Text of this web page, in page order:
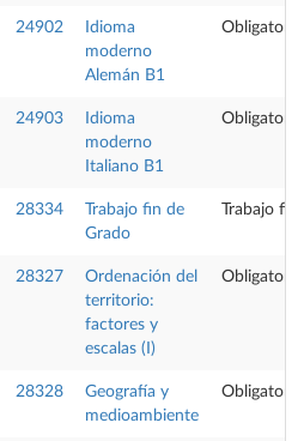
24902
Idioma
moderno
Alemán B1
Obligatoria
24903
Idioma
moderno
Italiano B1
Obligatoria
28334
Trabajo fin de
Grado
Trabajo
28327
Ordenación del
territorio:
factores y
escalas (I)
Obligatoria
28328
Geografía y
medioambiente
Obligatoria